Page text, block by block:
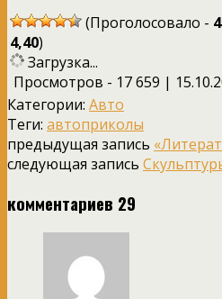
(Проголосовало -
4,40)
Загрузка...
Просмотров - 17 659 |
Категории: Авто
Теги: автоприколы
предыдущая запись
следующая запись
комментариев 29